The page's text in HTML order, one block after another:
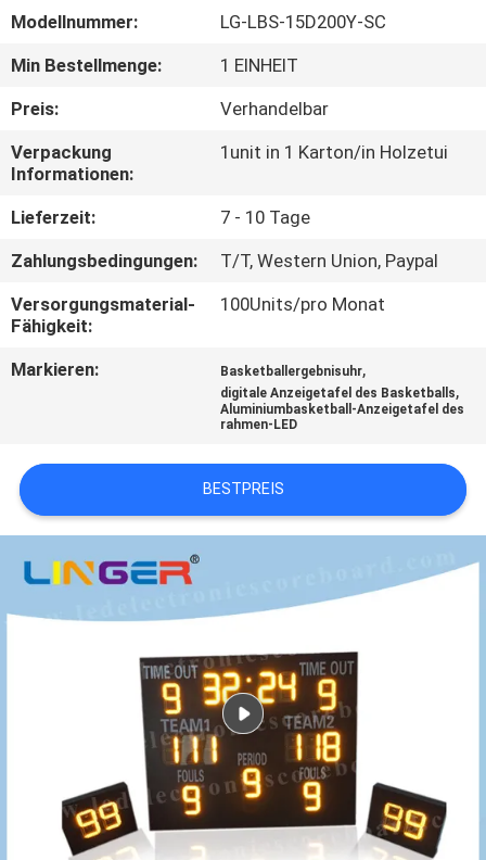
TRETEN
SIE
MIT
UNS
IN
VERBINDUNG
NACHRICHTEN
SIE
EIN
ZITAT
SITEMAP
Modellnummer:
LG-LBS-15D200Y-SC
Min Bestellmenge:
1 EINHEIT
Preis:
Verhandelbar
Verpackung
Informationen:
1unit in 1 Karton/in Holzetui
Lieferzeit:
7 - 10 Tage
Zahlungsbedingungen:
T/T, Western Union, Paypal
Versorgungsmaterial-
Fähigkeit:
100Units/pro Monat
Markieren: Basketballergebnisuhr,
digitale Anzeigetafel des Basketballs,
Aluminiumbasketball-Anzeigetafel des
rahmen-LED
BESTPREIS